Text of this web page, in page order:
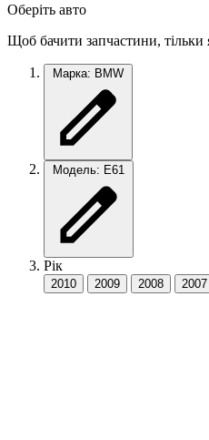
Оберіть авто
Щоб бачити запчастини, тільки
Марка: BMW
Модель: E61
Рік
2010 2009 2008 2007